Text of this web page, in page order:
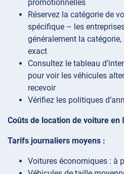
promotionnelles
Réservez la catégorie de
spécifique – les
généralement la
exact
Consultez le tableau
pour voir les véhicules
recevoir
Vérifiez les politiques
Coûts de location de voiture en
Tarifs journaliers moyens :
Voitures économiques : à